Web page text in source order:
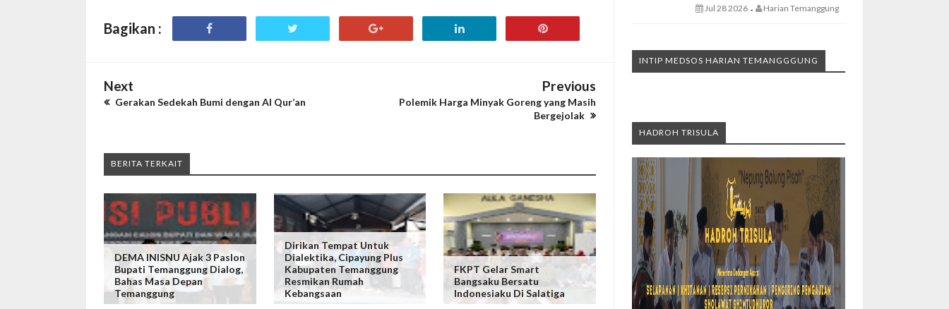
Bagikan :
Next
Gerakan Sedekah Bumi dengan Al Qur’an
Previous
Polemik Harga Minyak Goreng yang Masih
Bergejolak
BERITA TERKAIT
DEMA INISNU Ajak 3 Paslon
Bupati Temanggung Dialog,
Bahas Masa Depan
Temanggung
Dirikan Tempat Untuk
Dialektika, Cipayung Plus
Kabupaten Temanggung
Resmikan Rumah
Kebangsaan
FKPT Gelar Smart
Bangsaku Bersatu
Indonesiaku Di Salatiga
Jul 28 2026 - Harian Temanggung
INTIP MEDSOS HARIAN TEMANGGGUNG
HADROH TRISULA